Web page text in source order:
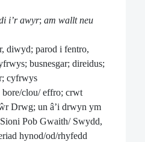
i’r awyr; am wallt neu
diwyd; parod i fentro,
busnesgar; direidus;
cyfrwys
bore/clou/ effro; crwt
Drwg; un â’i drwyn ym
Pob Gwaith/ Swydd,
hynod/od/rhyfedd